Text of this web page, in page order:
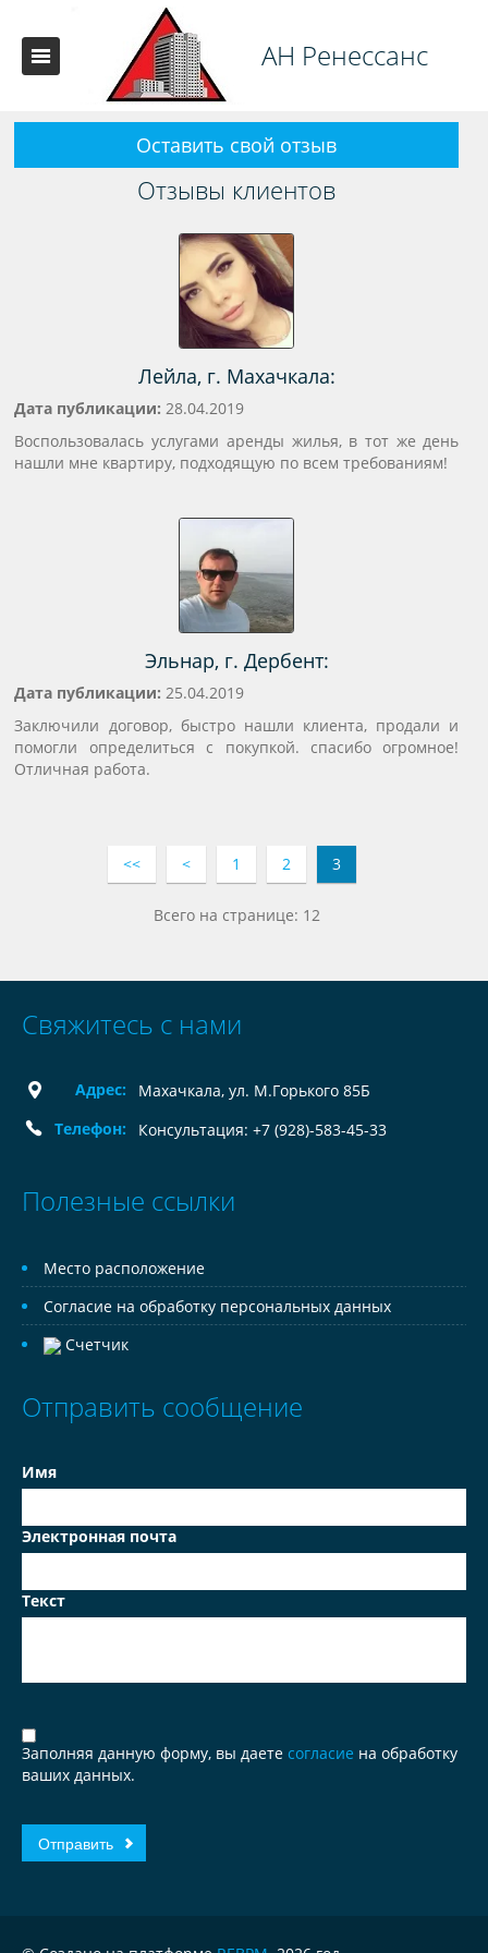
АН Ренессанс
Оставить свой отзыв
Отзывы клиентов
Лейла, г. Махачкала:
Дата публикации: 28.04.2019
Воспользовалась услугами аренды жилья, в тот же день
нашли мне квартиру, подходящую по всем требованиям!
Эльнар, г. Дербент:
Дата публикации: 25.04.2019
Заключили договор, быстро нашли клиента, продали и
помогли определиться с покупкой. спасибо огромное!
Отличная работа.
<< < 1 2 3
Всего на странице: 12
Свяжитесь с нами
Адрес:
Махачкала, ул. М.Горького 85Б
Телефон:
Консультация: +7 (928)-583-45-33
Полезные ссылки
Место расположение
Согласие на обработку персональных данных
Счетчик
Отправить сообщение
Имя
Электронная почта
Текст
Заполняя данную форму, вы даете согласие на обработку
ваших данных.